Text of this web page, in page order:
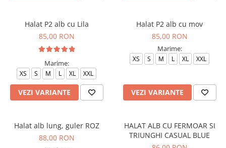
Halat P2 alb cu Lila
85,00 RON
Marime:
XS S M L XL XXL
VEZI VARIANTE
Halat P2 alb cu mov
85,00 RON
Marime:
XS S M L XL XXL
VEZI VARIANTE
Halat alb lung, guler ROZ
88,00 RON
HALAT ALB CU FERMOAR SI
TRIUNGHI CASUAL BLUE